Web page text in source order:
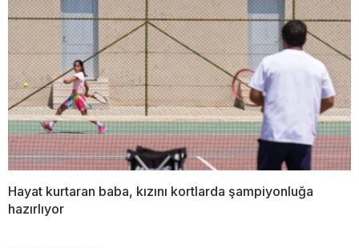
Hayat kurtaran baba, kızını kortlarda şampiyonluğa
hazırlıyor